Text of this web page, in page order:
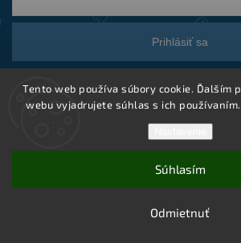
Tento web používa súbory cookie. Ďalším
webu vyjadrujete súhlas s ich
Odmietnuť
Súhlasím
Prihlásiť sa
Vytvoril Shoptet